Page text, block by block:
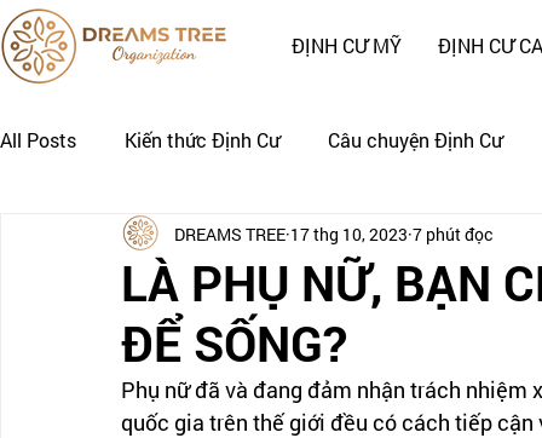
ĐỊNH CƯ MỸ ĐỊNH CƯ
All Posts Kiến thức Định Cư Câu chuyện Định Cư
Nhật Ký Định Cư của Khách Hàng CÂU CHUYỆN
LÀ PHỤ NỮ, BẠN
ĐỂ SỐNG?
DREAMS TREE 17 thg 10, 2023 7 phút đọc
Phụ nữ đã và đang đảm nhận trách
quốc gia trên thế giới đều có cách tiếp